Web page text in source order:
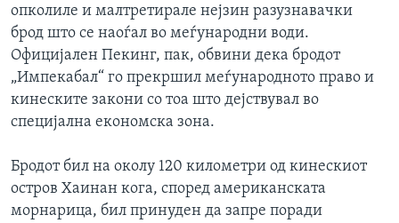
НАУКА
УМЕТНОСТ И ЗАБАВА
ИНТЕРВЈУА
НАКУСО...
опколиле и малтретирале нејзин разузнавачки
брод што се наоѓал во меѓународни води.
Официјален Пекинг, пак, обвини дека бродот
„Импекабал“ го прекршил меѓународното право и
кинеските закони со тоа што дејствувал во
специјална економска зона.
Бродот бил на околу 120 километри од кинескиот
остров Хаинан кога, според американската
морнарица, бил принуден да запре поради